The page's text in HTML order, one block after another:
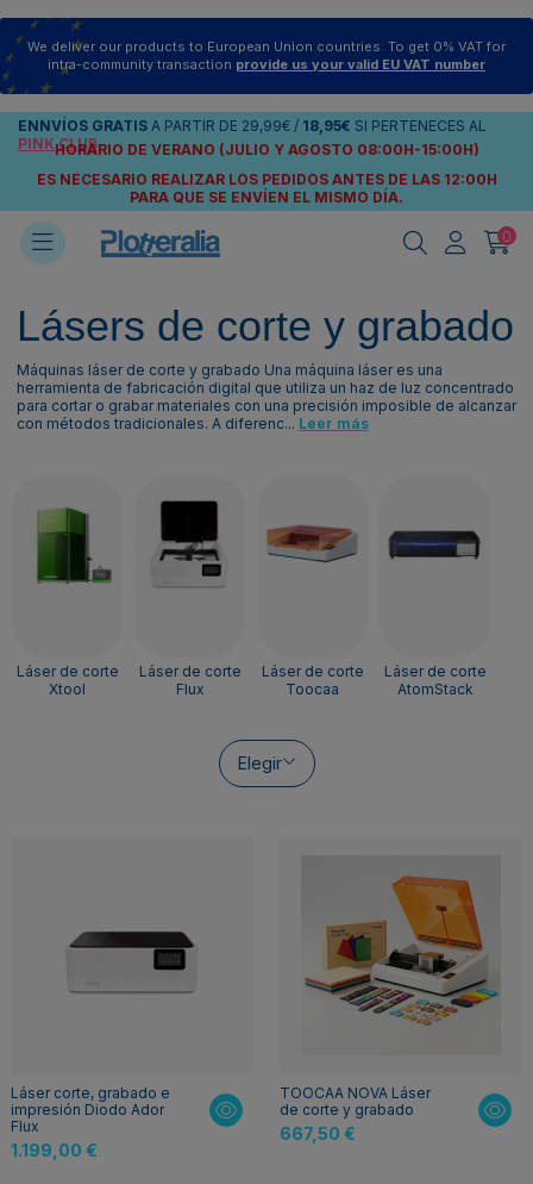
We deliver our products to European Union countries. To get 0% VAT for
intra-community transaction provide us your valid EU VAT number
ENNVÍOS GRATIS A PARTIR DE 29,99€ / 18,95€ SI PERTENECES AL
PINK CLUB
HORARIO DE VERANO (JULIO Y AGOSTO 08:00H-15:00H)
ES NECESARIO REALIZAR LOS PEDIDOS ANTES DE LAS 12:00H
PARA QUE SE ENVÍEN EL MISMO DÍA.
0
Lásers de corte y grabado
Máquinas láser de corte y grabado Una máquina láser es una
herramienta de fabricación digital que utiliza un haz de luz concentrado
para cortar o grabar materiales con una precisión imposible de alcanzar
con métodos tradicionales. A diferenc... Leer más
Láser de corte
Xtool
Láser de corte
Flux
Láser de corte
Toocaa
Láser de corte
AtomStack
Elegir
Láser corte, grabado e
impresión Diodo Ador
Flux
1.199,00 €
TOOCAA NOVA Láser
de corte y grabado
667,50 €